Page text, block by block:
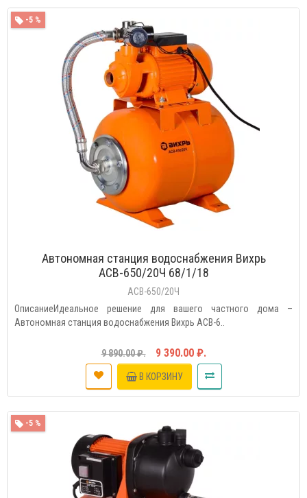
-5 %
Автономная станция водоснабжения Вихрь
АСВ-650/20Ч 68/1/18
АСВ-650/20Ч
ОписаниеИдеальное решение для вашего частного дома –
Автономная станция водоснабжения Вихрь АСВ-6..
9 890.00 ₽. 9 390.00 ₽.
В КОРЗИНУ
-5 %